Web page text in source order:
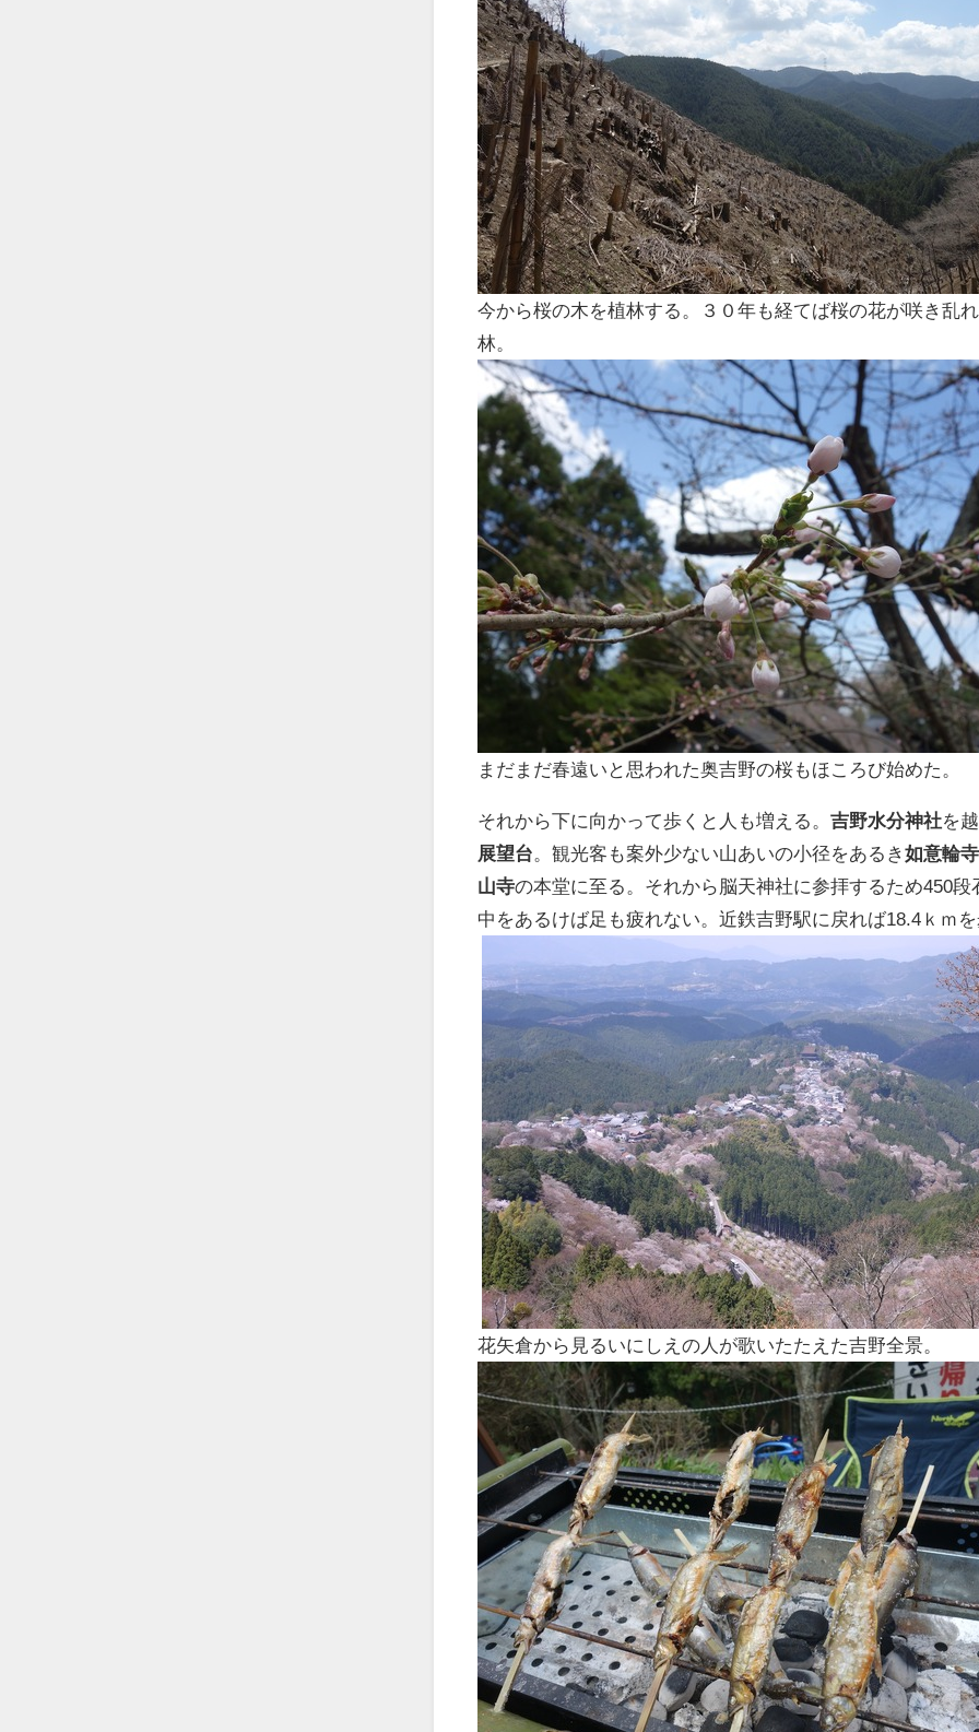
今から桜の木を植林する。３０年も経てば桜の花が咲き乱
林。
まだまだ春遠いと思われた奥吉野の桜もほころび始めた。
それから下に向かって歩くと人も増える。吉野水分神社を
展望台 。観光客も案外少ない山あいの小径をあるき如意輪寺
山寺の本堂に至る。それから脳天神社に参拝するため450
中をあるけば足も疲れない。近鉄吉野駅に戻れば18.4ｋｍ
花矢倉から見るいにしえの人が歌いたたえた吉野全景。